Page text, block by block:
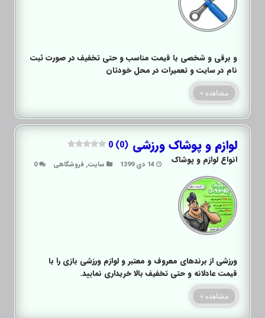
و برقی و شخصی با قیمت مناسب و حتی تخفیف در صورت ثبت
نام در سایت و تعمیرات در محل خودتان
مشاهده »
لوازم و پوشاک ورزشی 0 (0)
14 دی 1399 سایت,فروشگاهی 0 انواع لوازم و پوشاک
ورزشی از برندهای معروف و معتبر و لوازم ورزشی بازی را با
قیمت عادلانه و حتی تخفیف بالا خریداری نمایید.
مشاهده »